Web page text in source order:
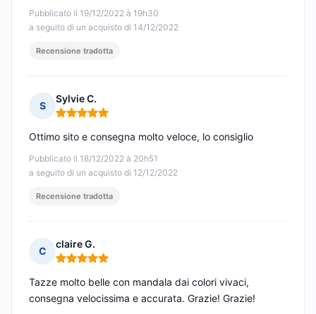
Pubblicato il 19/12/2022 à 19h30
a seguito di un acquisto di 14/12/2022
Recensione tradotta
S
Sylvie C.
Nota: 5 su 5
Pubblicato il 18/12/2022 à 20h51
a seguito di un acquisto di 12/12/2022
Ottimo sito e consegna molto veloce, lo consiglio
Recensione tradotta
C
claire G.
Nota: 5 su 5
Tazze molto belle con mandala dai colori vivaci,
consegna velocissima e accurata. Grazie! Grazie!